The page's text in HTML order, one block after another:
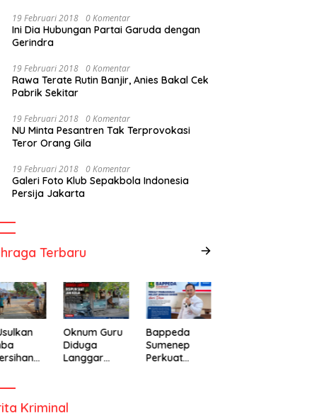
19 Februari 2018 0 Komentar
Ini Dia Hubungan Partai Garuda dengan
Gerindra
19 Februari 2018 0 Komentar
Rawa Terate Rutin Banjir, Anies Bakal Cek
Pabrik Sekitar
19 Februari 2018 0 Komentar
NU Minta Pesantren Tak Terprovokasi
Teror Orang Gila
19 Februari 2018 0 Komentar
Galeri Foto Klub Sepakbola Indonesia
Persija Jakarta
Terbaru
Oknum Guru
Diduga
Langgar
Bappeda
Sumenep
Perkuat
Kriminal